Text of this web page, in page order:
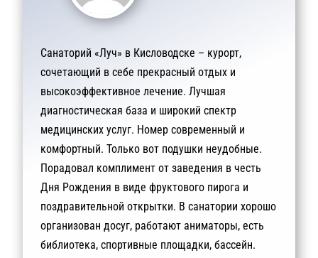
Санаторий «Луч» в Кисловодске – курорт,
сочетающий в себе прекрасный отдых и
высокоэффективное лечение. Лучшая
диагностическая база и широкий спектр
медицинских услуг. Номер современный и
комфортный. Только вот подушки неудобные.
Порадовал комплимент от заведения в честь
Дня Рождения в виде фруктового пирога и
поздравительной открытки. В санатории хорошо
организован досуг, работают аниматоры, есть
библиотека, спортивные площадки, бассейн.